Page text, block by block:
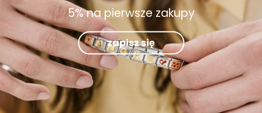
5% na pierwsze zakupy
zapisz się